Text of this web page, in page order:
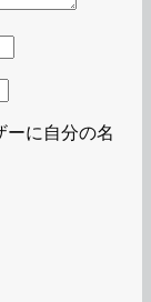
に自分の名